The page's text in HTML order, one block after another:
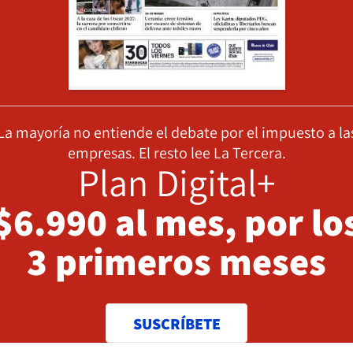
mayoría no entiende el debate por el impuesto a
empresas. El resto lee La Tercera.
Plan Digital+
al mes, por
3 primeros meses
SUSCRÍBETE